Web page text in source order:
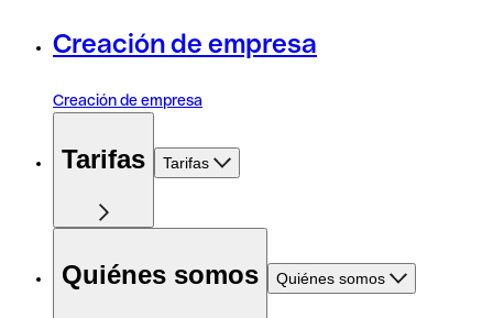
Creación de empresa
Creación de empresa
Tarifas Tarifas
Quiénes somos Quiénes somos